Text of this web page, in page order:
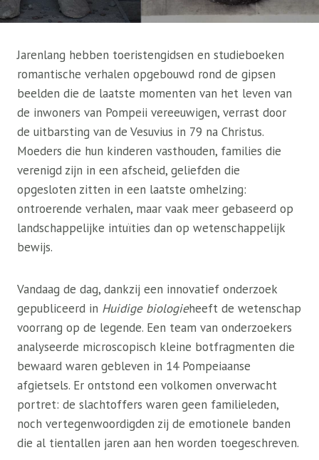
Jarenlang hebben toeristengidsen en studieboeken
romantische verhalen opgebouwd rond de gipsen
beelden die de laatste momenten van het leven van
de inwoners van Pompeii vereeuwigen, verrast door
de uitbarsting van de Vesuvius in 79 na Christus.
Moeders die hun kinderen vasthouden, families die
verenigd zijn in een afscheid, geliefden die
opgesloten zitten in een laatste omhelzing:
ontroerende verhalen, maar vaak meer gebaseerd op
landschappelijke intuïties dan op wetenschappelijk
bewijs.
Vandaag de dag, dankzij een innovatief onderzoek
gepubliceerd in Huidige biologieheeft de wetenschap
voorrang op de legende. Een team van onderzoekers
analyseerde microscopisch kleine botfragmenten die
bewaard waren gebleven in 14 Pompeiaanse
afgietsels. Er ontstond een volkomen onverwacht
portret: de slachtoffers waren geen familieleden,
noch vertegenwoordigden zij de emotionele banden
die al tientallen jaren aan hen worden toegeschreven.